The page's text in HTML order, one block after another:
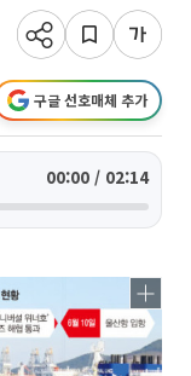
구글 선호매체 추가
00:00 / 02:14